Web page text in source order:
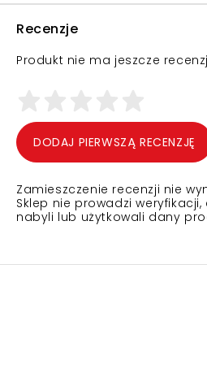
Recenzje
Produkt nie ma jeszcze
DODAJ PIERWSZĄ RECENZJĘ
Zamieszczenie recenzji nie
Sklep nie prowadzi
nabyli lub użytkowali dany